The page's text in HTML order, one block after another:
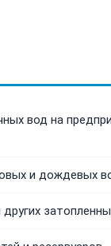
вод на
и дождевых